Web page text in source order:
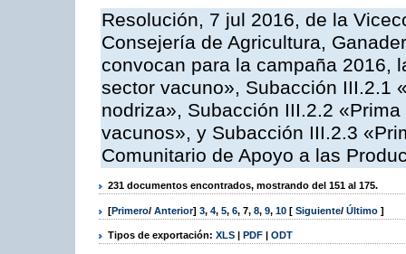
Resolución, 7 jul 2016, de la
Consejería de Agricultura,
convocan para la campaña 2016,
sector vacuno», Subacción III.2.1
nodriza», Subacción III.2.2
vacunos», y Subacción III.2.3
Comunitario de Apoyo a las
231 documentos encontrados, mostrando del 151 al 175.
[Primero/ Anterior] 3, 4, 5, 6, 7, 8, 9, 10 [ Siguiente/ Último ]
Tipos de exportación: XLS | PDF | ODT